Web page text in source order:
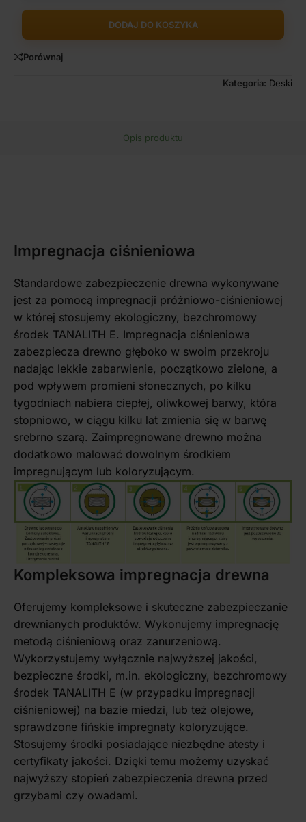
DODAJ DO KOSZYKA
Porównaj
Kategoria: Deski
Opis produktu
Impregnacja ciśnieniowa
Standardowe zabezpieczenie drewna wykonywane
jest za pomocą impregnacji próżniowo-ciśnieniowej
w której stosujemy ekologiczny, bezchromowy
środek TANALITH E. Impregnacja ciśnieniowa
zabezpiecza drewno głęboko w swoim przekroju
nadając lekkie zabarwienie, początkowo zielone, a
pod wpływem promieni słonecznych, po kilku
tygodniach nabiera ciepłej, oliwkowej barwy, która
stopniowo, w ciągu kilku lat zmienia się w barwę
srebrno szarą. Zaimpregnowane drewno można
dodatkowo malować dowolnym środkiem
impregnującym lub koloryzującym.
Kompleksowa impregnacja drewna
Oferujemy kompleksowe i skuteczne zabezpieczanie
drewnianych produktów. Wykonujemy impregnację
metodą ciśnieniową oraz zanurzeniową.
Wykorzystujemy wyłącznie najwyższej jakości,
bezpieczne środki, m.in. ekologiczny, bezchromowy
środek TANALITH E (w przypadku impregnacji
ciśnieniowej) na bazie miedzi, lub też olejowe,
sprawdzone fińskie impregnaty koloryzujące.
Stosujemy środki posiadające niezbędne atesty i
certyfikaty jakości. Dzięki temu możemy uzyskać
najwyższy stopień zabezpieczenia drewna przed
grzybami czy owadami.